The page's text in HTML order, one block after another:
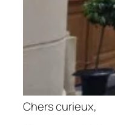
Chers curieux,